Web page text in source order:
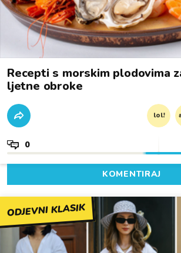
Recepti s morskim plodovima
ljetne obroke
lol!
0
KOMENTIRAJ
ODJEVNI KLASIK